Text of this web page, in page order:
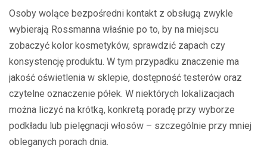
Osoby wolące bezpośredni kontakt z obsługą zwykle
wybierają Rossmanna właśnie po to, by na miejscu
zobaczyć kolor kosmetyków, sprawdzić zapach czy
konsystencję produktu. W tym przypadku znaczenie ma
jakość oświetlenia w sklepie, dostępność testerów oraz
czytelne oznaczenie półek. W niektórych lokalizacjach
można liczyć na krótką, konkretą poradę przy wyborze
podkładu lub pielęgnacji włosów – szczególnie przy mniej
obleganych porach dnia.